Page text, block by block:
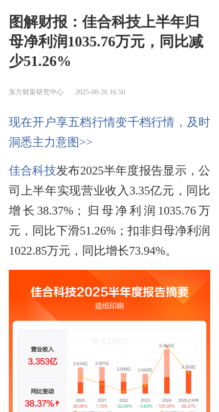
图解财报：佳合科技上半年归
母净利润1035.76万元，同比减
少51.26%
东方财富研究中心 2025-08-26 16:50
现在开户享五档行情变千档行情，及时
洞悉主力意图>>
佳合科技发布2025半年度报告显示，公
司 上半年实现营业收入3.35亿元，同比
增长38.37%；归母净利润1035.76万
元，同比下滑51.26%；扣非归母净利润
1022.85万元，同比增长73.94%。